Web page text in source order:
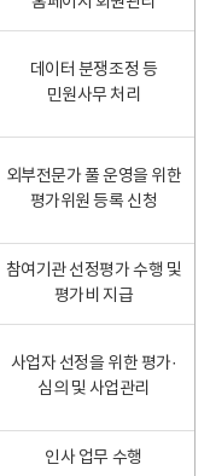
데이터 분쟁조정 등
민원사무 처리
외부전문가 풀 운영을 위한
평가위원 등록 신청
참여기관 선정평가 수행 및
평가비 지급
사업자 선정을 위한 평가·
심의 및 사업관리
인사 업무 수행